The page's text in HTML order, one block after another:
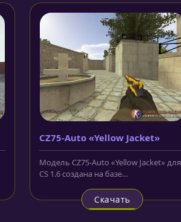
CZ75-Auto «Yellow Jacket»
Модель CZ75-Auto «Yellow Jacket» для
CS 1.6 создана на базе
пистолета у...
Скачать